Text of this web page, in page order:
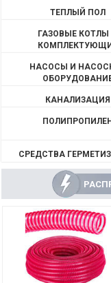
ТЕПЛЫЙ ПОЛ
ГАЗОВЫЕ КОТЛЫ
НАСОСЫ И
КАНАЛИЗАЦИЯ
ПОЛИПРОПИЛЕН
СРЕДСТВА